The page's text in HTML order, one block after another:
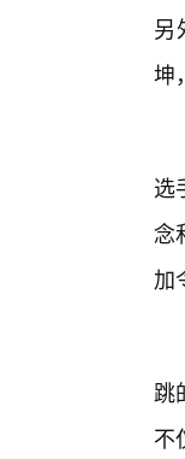
另
坤
选
念
加
跳
不